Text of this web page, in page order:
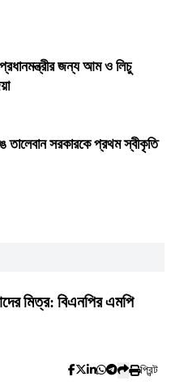
জন্য আম ও লিচু
তালেবান সরকারকে প্রথম স্বীকৃতি
মিত্র: বিএনপির এমপি
প্রিন্ট